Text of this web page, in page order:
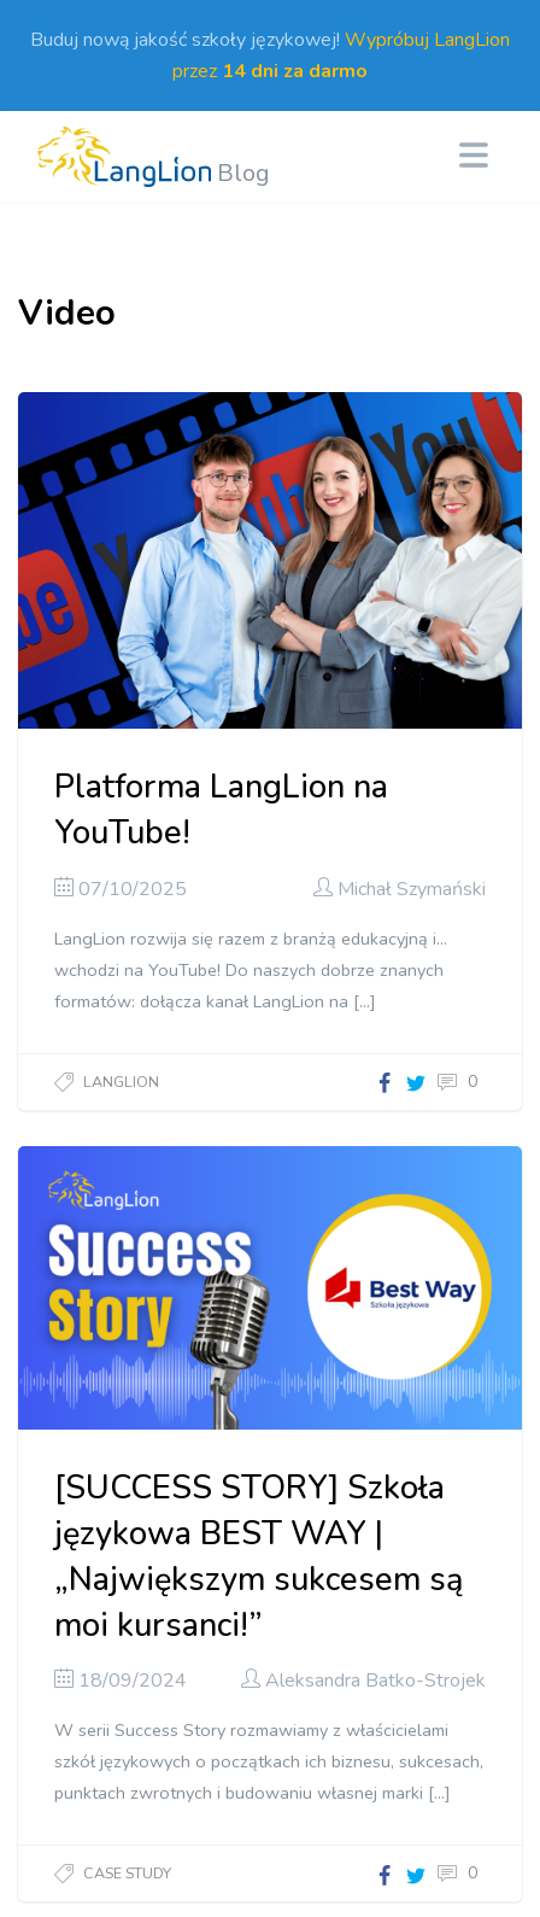
Buduj nową jakość szkoły językowej! Wypróbuj LangLion
przez 14 dni za darmo
Blog
Video
Platforma LangLion na
YouTube!
07/10/2025 Michał Szymański
LangLion rozwija się razem z branżą edukacyjną i…
wchodzi na YouTube! Do naszych dobrze znanych
formatów: dołącza kanał LangLion na […]
LANGLION 0
[SUCCESS STORY] Szkoła
językowa BEST WAY |
„Największym sukcesem są
moi kursanci!”
18/09/2024 Aleksandra Batko-Strojek
W serii Success Story rozmawiamy z właścicielami
szkół językowych o początkach ich biznesu, sukcesach,
punktach zwrotnych i budowaniu własnej marki […]
CASE STUDY 0